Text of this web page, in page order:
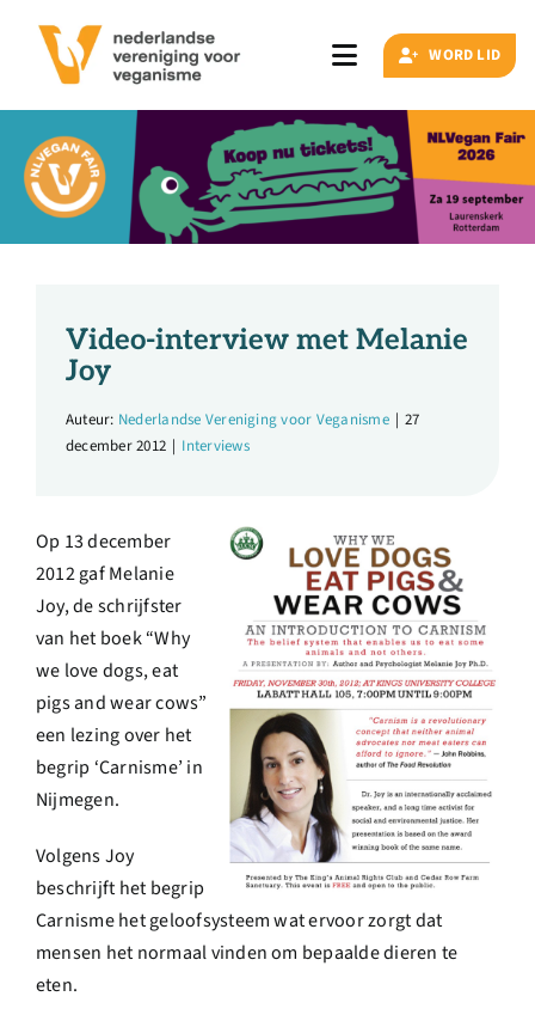
inhoud
Toggle
Navigation
Zoeken
naar:
Over ons
Ondernemer
Contact
Doneren
Shop
WORD LID
Video-interview met Melanie
Joy
Auteur: Nederlandse Vereniging voor Veganisme | 27
december 2012 | Interviews
Op 13 december
2012 gaf Melanie
Joy, de schrijfster
van het boek “Why
we love dogs, eat
pigs and wear cows”
een lezing over het
begrip ‘Carnisme’ in
Nijmegen.
Volgens Joy
beschrijft het begrip
Carnisme het geloofsysteem wat ervoor zorgt dat
mensen het normaal vinden om bepaalde dieren te
eten.